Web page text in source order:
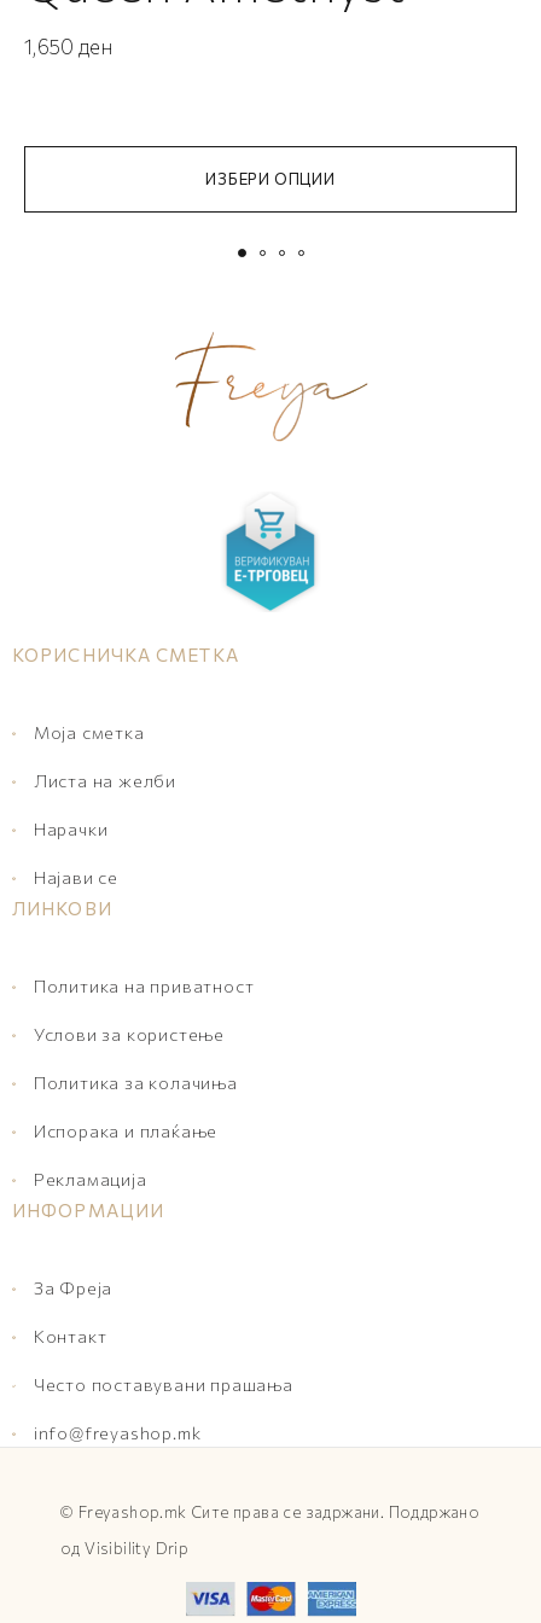
ИЗБЕРИ ОПЦИИ
1,650 ден
КОРИСНИЧКА СМЕТКА
Моја сметка
Листа на желби
Нарачки
Најави се
ЛИНКОВИ
Политика на приватност
Услови за користење
Политика за колачиња
Испорака и плаќање
Рекламација
ИНФОРМАЦИИ
За Фреја
Контакт
Често поставувани прашања
info@freyashop.mk
© Freyashop.mk Сите права се задржани. Поддржано
одVisibility Drip